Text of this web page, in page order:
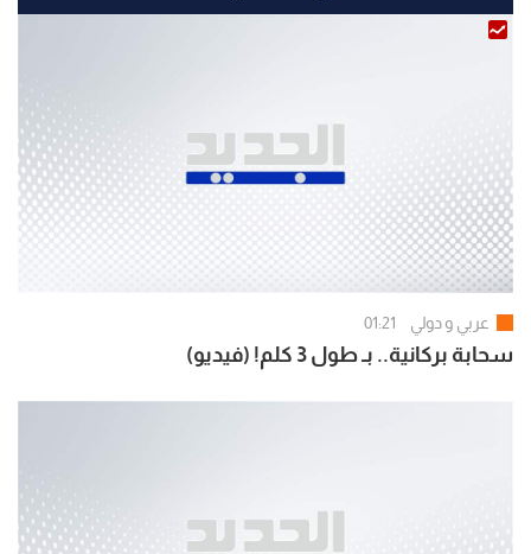
عربي و دولي 01:21
سحابة بركانية.. بـ طول 3 كلم! (فيديو)